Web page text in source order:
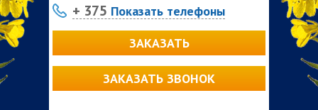
+ 375 Показать телефоны
ЗАКАЗАТЬ
ЗАКАЗАТЬ ЗВОНОК